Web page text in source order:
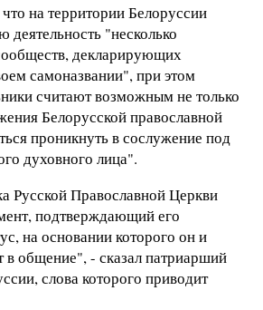
на территории Белоруссии
деятельность "несколько
декларирующих
самоназвании", при этом
считают возможным не только
Белорусской православной
проникнуть в сослужение под
духовного лица".
Русской Православной Церкви
подтверждающий его
на основании которого он и
в общение", - сказал патриарший
слова которого приводит